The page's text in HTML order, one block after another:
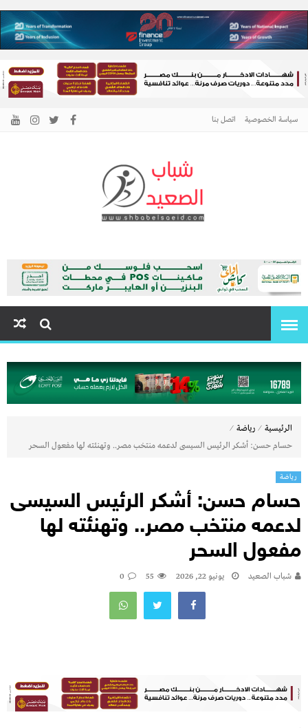
سياسة الخصوصية اتصل بنا
شباب الصعيد
الرئيسية ⁄ رياضة ⁄
حسام حسن: أشكر الرئيس السيسى لدعمه منتخب مصر.. وتهنئته لها مفعول السحر
رياضة
حسام حسن: أشكر الرئيس السيسى
لدعمه منتخب مصر.. وتهنئته لها
مفعول السحر
شباب الصعيد يونيو 22, 2026 55
0